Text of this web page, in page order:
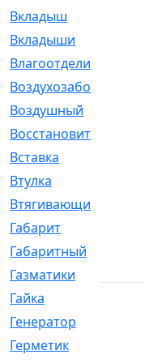
Вкладыш
Вкладыши
Влагоотделитель
Воздухозаборник
Воздушный
Восстановительный
Вставка
Втулка
Втягивающий
Габарит
Габаритный
Газматики
Гайка
Генератор
Герметик